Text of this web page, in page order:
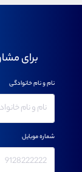
برای
نام و نام خانوادگی
شماره موبایل